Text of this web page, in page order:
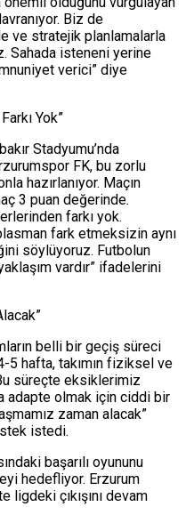
Biz de
ve stratejik planlamalarla
Sahada isteneni yerine
verici” diye
Yok”
Stadyumu’nda
FK, bu zorlu
hazırlanıyor. Maçın
3 puan değerinde.
farkı yok.
fark etmeksizin aynı
söylüyoruz. Futbolun
vardır” ifadelerini
belli bir geçiş süreci
5 hafta, takımın fiziksel ve
süreçte eksiklerimiz
adapte olmak için ciddi bir
zaman alacak”
istedi.
başarılı oyununu
hedefliyor. Erzurum
çıkışını devam